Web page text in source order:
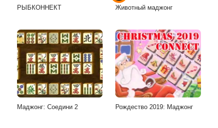
РЫБКОННЕКТ Животный маджонг
Маджонг: Соедини 2 Рождество 2019: Маджонг